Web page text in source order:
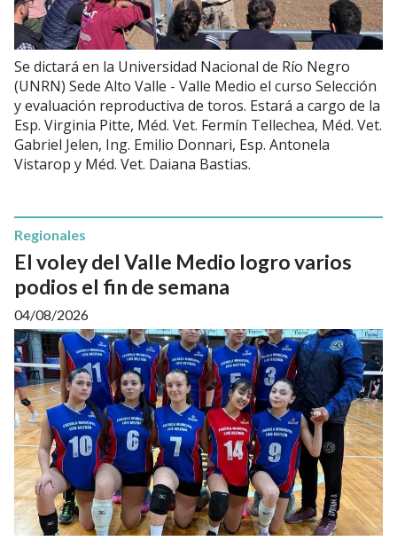
Se dictará en la Universidad Nacional de Río Negro
(UNRN) Sede Alto Valle - Valle Medio el curso Selección
y evaluación reproductiva de toros. Estará a cargo de la
Esp. Virginia Pitte, Méd. Vet. Fermín Tellechea, Méd. Vet.
Gabriel Jelen, Ing. Emilio Donnari, Esp. Antonela
Vistarop y Méd. Vet. Daiana Bastias.
El voley del Valle Medio logro varios
podios el fin de semana
Regionales
04/08/2026